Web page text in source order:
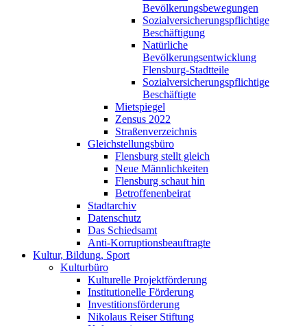
Bevölkerungsbewegungen
Sozialversicherungspflichtige
Beschäftigung
Natürliche
Bevölkerungsentwicklung
Flensburg-Stadtteile
Sozialversicherungspflichtige
Beschäftigte
Mietspiegel
Zensus 2022
Straßenverzeichnis
Gleichstellungsbüro
Flensburg stellt gleich
Neue Männlichkeiten
Flensburg schaut hin
Betroffenenbeirat
Stadtarchiv
Datenschutz
Das Schiedsamt
Anti-Korruptionsbeauftragte
Kultur, Bildung, Sport
Kulturbüro
Kulturelle Projektförderung
Institutionelle Förderung
Investitionsförderung
Nikolaus Reiser Stiftung